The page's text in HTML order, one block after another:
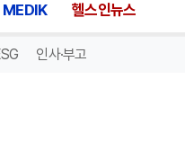
MEDIK 헬스인뉴스
인사·부고